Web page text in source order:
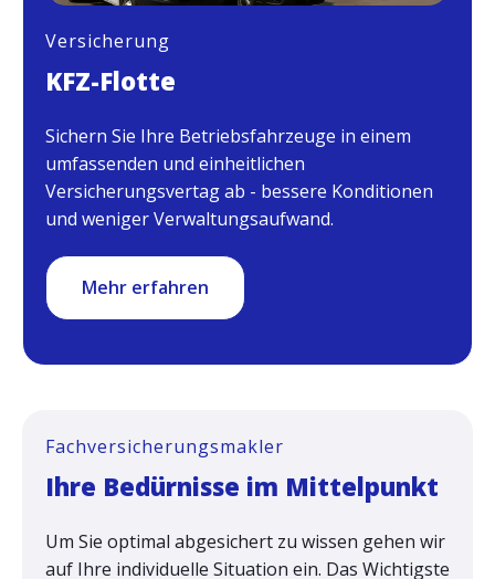
Versicherung
KFZ-Flotte
Sichern Sie Ihre Betriebsfahrzeuge in einem
umfassenden und einheitlichen
Versicherungsvertag ab - bessere Konditionen
und weniger Verwaltungsaufwand.
Mehr erfahren
Fachversicherungsmakler
Ihre Bedürnisse im Mittelpunkt
Um Sie optimal abgesichert zu wissen gehen wir
auf Ihre individuelle Situation ein. Das Wichtigste